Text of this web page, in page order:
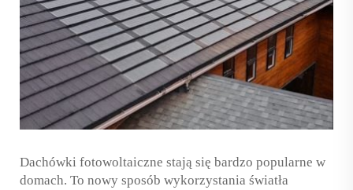
Dachówki fotowoltaiczne stają się bardzo popularne w
domach. To nowy sposób wykorzystania światła